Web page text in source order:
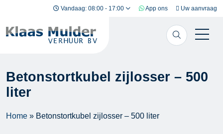
Ga naar inhoud Vandaag: 08:00 - 17:00 App ons Uw aanvraag
Betonstortkubel zijlosser – 500
liter
Home » Betonstortkubel zijlosser – 500 liter